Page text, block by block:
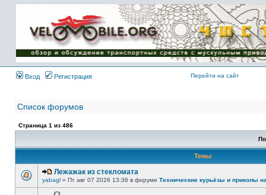
Имя пользователя:
Пароль:
{ LOG_ME_IN_SHORT
}
Вход
Регистрация Перейти на сайт
Список форумов
Страница 1 из 486
Темы
Лежажак из стекломата
yabagl » Пт авг 07 2026 13:36 в форуме Технические курьёзы и приколы